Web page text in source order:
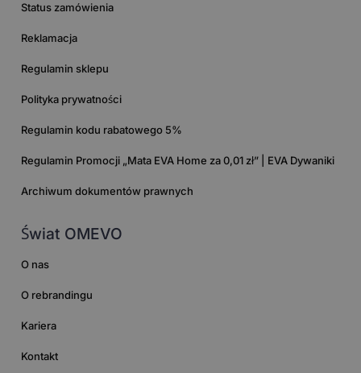
Status zamówienia
Reklamacja
Regulamin sklepu
Polityka prywatności
Regulamin kodu rabatowego 5%
Regulamin Promocji „Mata EVA Home za 0,01 zł” | EVA Dywaniki
Archiwum dokumentów prawnych
Świat OMEVO
O nas
O rebrandingu
Kariera
Kontakt